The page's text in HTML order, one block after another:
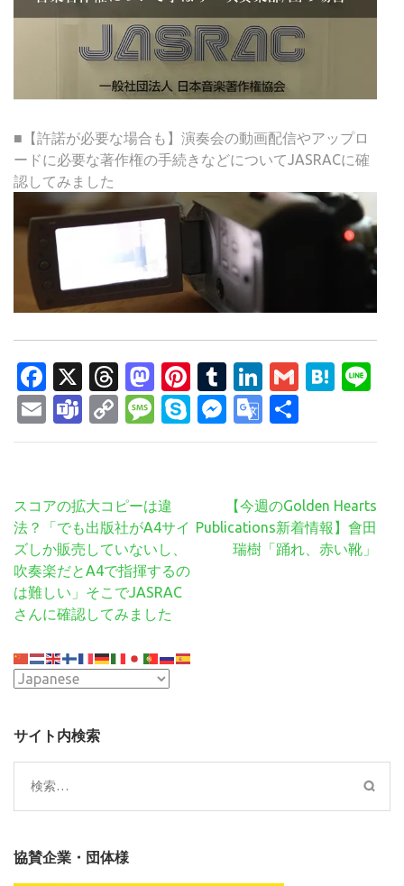
■【許諾が必要な場合も】演奏会の動画配信やアップロ
ードに必要な著作権の手続きなどについてJASRACに確
認してみました
Facebook
X Threads
Mastodon
Pinterest
Tumblr
LinkedIn
Gmail
EmailTeams
Copy
Link
Message
SkypeMessenger
Google
Translate
有
投
稿
ナ
ビ
ゲ
ー
ョ
ン
スコアの拡大コピーは違
法？「でも出版社がA4サイ
ズしか販売していないし、
吹奏楽だとA4で指揮するの
は難しい」そこでJASRAC
さんに確認してみました
【今週のGolden Hearts
Publications新着情報】會田
瑞樹「踊れ、赤い靴」
サイト内検索
検
索:
協賛企業・団体様